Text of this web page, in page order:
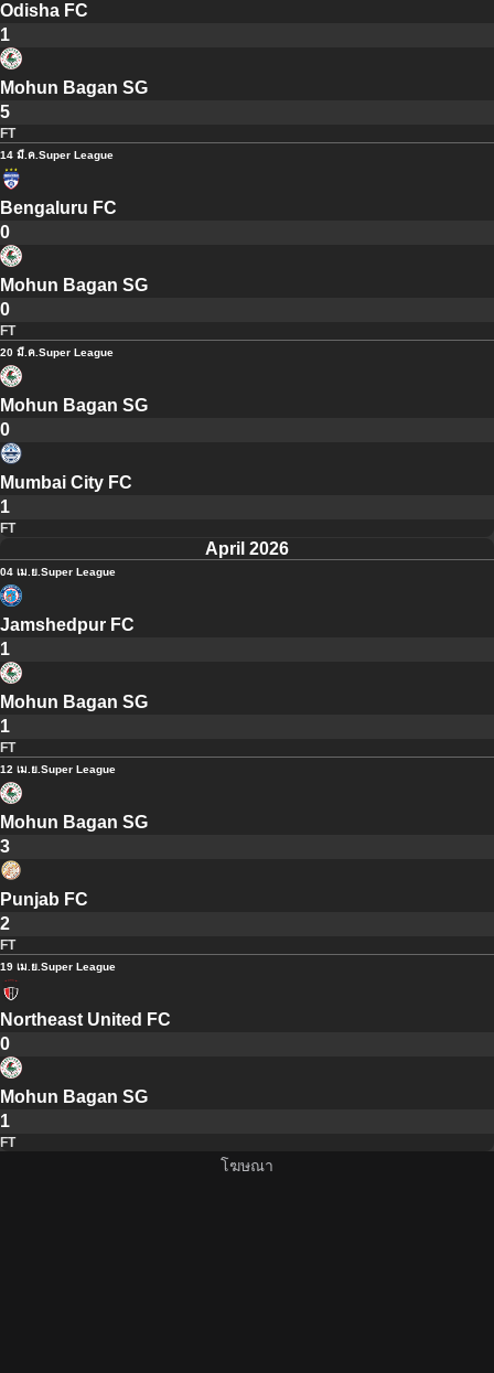
Odisha FC
1
Mohun Bagan SG
5
FT
14 มี.ค.Super League
Bengaluru FC
0
Mohun Bagan SG
0
FT
20 มี.ค.Super League
Mohun Bagan SG
0
Mumbai City FC
1
FT
April 2026
04 เม.ย.Super League
Jamshedpur FC
1
Mohun Bagan SG
1
FT
12 เม.ย.Super League
Mohun Bagan SG
3
Punjab FC
2
FT
19 เม.ย.Super League
Northeast United FC
0
Mohun Bagan SG
1
FT